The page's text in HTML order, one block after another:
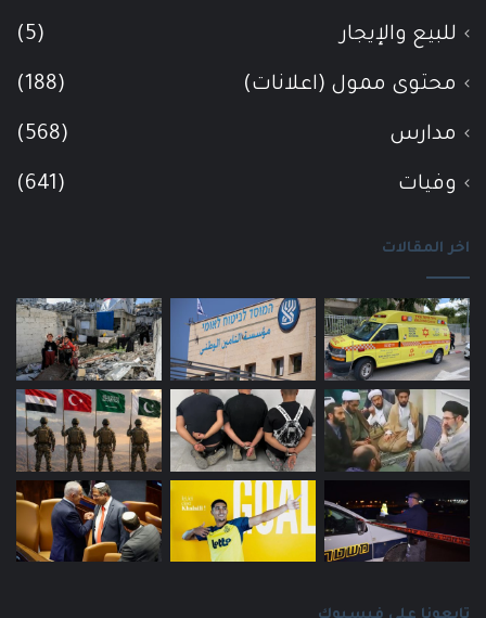
للبيع والإيجار (5)
محتوى ممول (اعلانات) (188)
مدارس (568)
وفيات (641)
اخر المقالات